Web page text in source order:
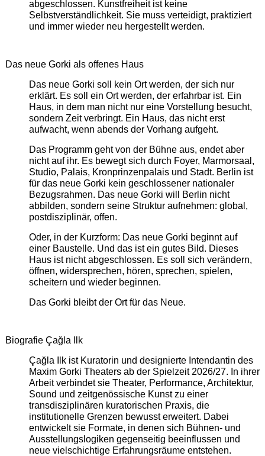
abgeschlossen. Kunstfreiheit ist keine
Selbstverständlichkeit. Sie muss verteidigt, praktiziert
und immer wieder neu hergestellt werden.
Das neue Gorki als offenes Haus
Das neue Gorki soll kein Ort werden, der sich nur
erklärt. Es soll ein Ort werden, der erfahrbar ist. Ein
Haus, in dem man nicht nur eine Vorstellung besucht,
sondern Zeit verbringt. Ein Haus, das nicht erst
aufwacht, wenn abends der Vorhang aufgeht.
Das Programm geht von der Bühne aus, endet aber
nicht auf ihr. Es bewegt sich durch Foyer, Marmorsaal,
Studio, Palais, Kronprinzenpalais und Stadt. Berlin ist
für das neue Gorki kein geschlossener nationaler
Bezugsrahmen. Das neue Gorki will Berlin nicht
abbilden, sondern seine Struktur aufnehmen: global,
postdisziplinär, offen.
Oder, in der Kurzform: Das neue Gorki beginnt auf
einer Baustelle. Und das ist ein gutes Bild. Dieses
Haus ist nicht abgeschlossen. Es soll sich verändern,
öffnen, widersprechen, hören, sprechen, spielen,
scheitern und wieder beginnen.
Das Gorki bleibt der Ort für das Neue.
Biografie Çağla Ilk
Çağla Ilk ist Kuratorin und designierte Intendantin des
Maxim Gorki Theaters ab der Spielzeit 2026/27. In ihrer
Arbeit verbindet sie Theater, Performance, Architektur,
Sound und zeitgenössische Kunst zu einer
transdisziplinären kuratorischen Praxis, die
institutionelle Grenzen bewusst erweitert. Dabei
entwickelt sie Formate, in denen sich Bühnen- und
Ausstellungslogiken gegenseitig beeinflussen und
neue vielschichtige Erfahrungsräume entstehen.